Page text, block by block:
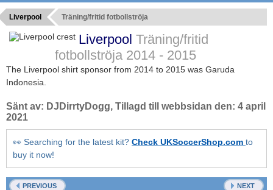
Liverpool Träning/fritid fotbollströja
Liverpool Träning/fritid
fotbollströja 2014 - 2015
The Liverpool shirt sponsor from 2014 to 2015 was Garuda
Indonesia.
Sänt av: DJDirrtyDogg, Tillagd till webbsidan den: 4 april
2021
👀 Searching for the latest kit? Check UKSoccerShop.com to
buy it now!
PREVIOUS NEXT